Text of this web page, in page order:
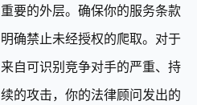
重要的外层。确保你的服务条款
明确禁止未经授权的爬取。对于
来自可识别竞争对手的严重、持
续的攻击，你的法律顾问发出的